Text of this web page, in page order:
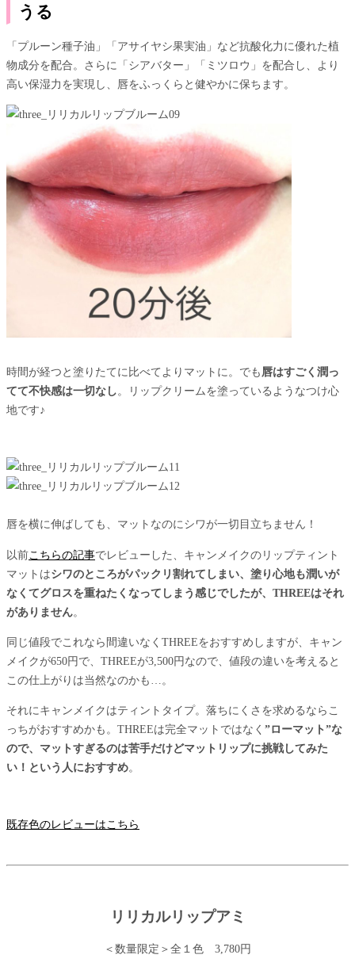
うる
「プルーン種子油」「アサイヤシ果実油」など抗酸化力に優れた植
物成分を配合。さらに「シアバター」「ミツロウ」を配合し、より
高い保湿力を実現し、唇をふっくらと健やかに保ちます。
時間が経つと塗りたてに比べてよりマットに。でも唇はすごく潤っ
てて不快感は一切なし。リップクリームを塗っているようなつけ心
地です♪
唇を横に伸ばしても、マットなのにシワが一切目立ちません！
以前こちらの記事でレビューした、キャンメイクのリップティント
マットはシワのところがパックリ割れてしまい、塗り心地も潤いが
なくてグロスを重ねたくなってしまう感じでしたが、THREEはそれ
がありません。
同じ値段でこれなら間違いなくTHREEをおすすめしますが、キャン
メイクが650円で、THREEが3,500円なので、値段の違いを考えると
この仕上がりは当然なのかも…。
それにキャンメイクはティントタイプ。落ちにくさを求めるならこ
っちがおすすめかも。THREEは完全マットではなく ”ローマット”な
ので、マットすぎるのは苦手だけどマットリップに挑戦してみた
い！という人におすすめ。
既存色のレビューはこちら
リリカルリップアミ
＜数量限定＞全１色 3,780円